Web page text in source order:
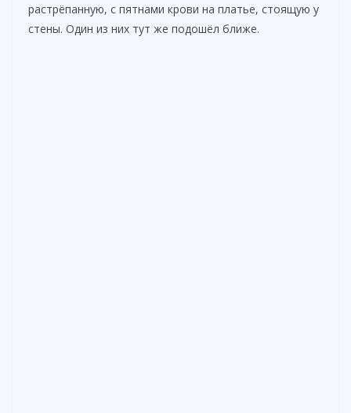
растрёпанную, с пятнами крови на платье, стоящую у
стены. Один из них тут же подошёл ближе.